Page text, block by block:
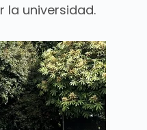
universidad.